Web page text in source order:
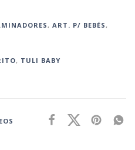
, ART. P/ BEBÉS,
, TULI BABY